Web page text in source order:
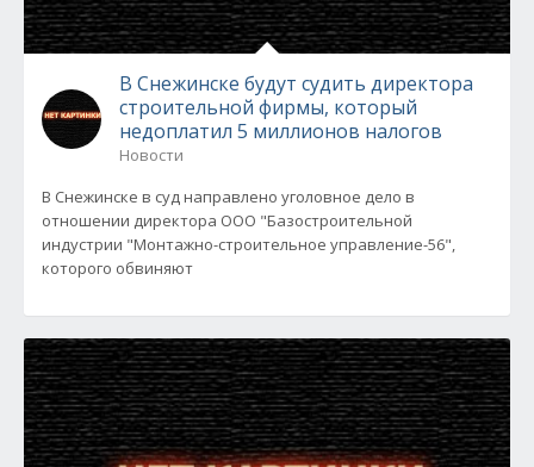
В Снежинске будут судить директора
строительной фирмы, который
недоплатил 5 миллионов налогов
Новости
В Снежинске в суд направлено уголовное дело в
отношении директора ООО "Базостроительной
индустрии "Монтажно-строительное управление-56",
которого обвиняют